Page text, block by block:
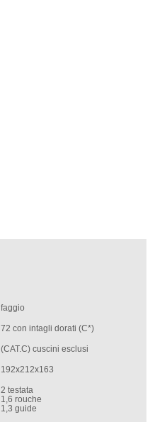
faggio
72 con intagli dorati (C*)
(CAT.C) cuscini esclusi
192x212x163
2 testata
1,6 rouche
1,3 guide